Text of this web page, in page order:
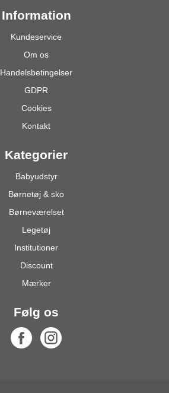
Information
Kundeservice
Om os
Handelsbetingelser
GDPR
Cookies
Kontakt
Kategorier
Babyudstyr
Børnetøj & sko
Børneværelset
Legetøj
Institutioner
Discount
Mærker
Følg os